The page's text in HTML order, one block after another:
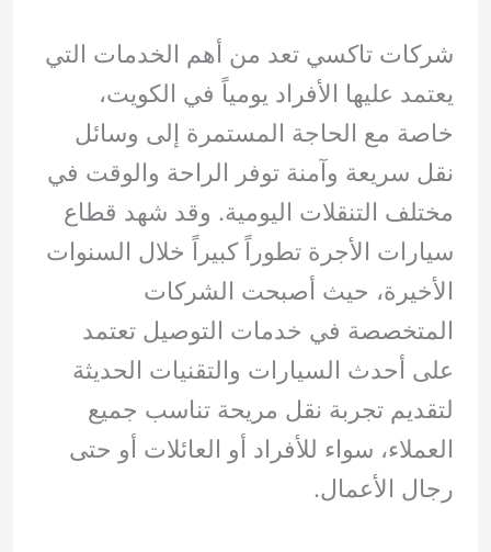
شركات تاكسي تعد من أهم الخدمات التي
يعتمد عليها الأفراد يومياً في الكويت،
خاصة مع الحاجة المستمرة إلى وسائل
نقل سريعة وآمنة توفر الراحة والوقت في
مختلف التنقلات اليومية. وقد شهد قطاع
سيارات الأجرة تطوراً كبيراً خلال السنوات
الأخيرة، حيث أصبحت الشركات
المتخصصة في خدمات التوصيل تعتمد
على أحدث السيارات والتقنيات الحديثة
لتقديم تجربة نقل مريحة تناسب جميع
العملاء، سواء للأفراد أو العائلات أو حتى
رجال الأعمال.